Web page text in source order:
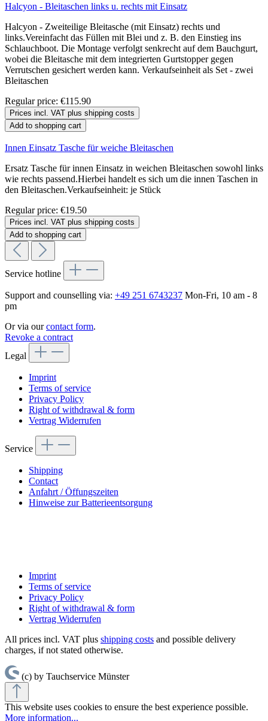
Halcyon - Bleitaschen links u. rechts mit Einsatz
Halcyon - Zweiteilige Bleitasche (mit Einsatz) rechts und
links.Vereinfacht das Füllen mit Blei und z. B. den Einstieg ins
Schlauchboot. Die Montage verfolgt senkrecht auf dem Bauchgurt,
wobei die Bleitasche mit dem integrierten Gurtstopper gegen
Verrutschen gesichert werden kann. Verkaufseinheit als Set - zwei
Bleitaschen
Regular price: €115.90
Prices incl. VAT plus shipping costs
Add to shopping cart
Innen Einsatz Tasche für weiche Bleitaschen
Ersatz Tasche für innen Einsatz in weichen Bleitaschen sowohl links
wie rechts passend.Hierbei handelt es sich um die innen Taschen in
den Bleitaschen.Verkaufseinheit: je Stück
Regular price: €19.50
Prices incl. VAT plus shipping costs
Add to shopping cart
Service hotline
Support and counselling via: +49 251 6743237 Mon-Fri, 10 am - 8
pm
Or via ourcontact form.
Revoke a contract
Legal
Imprint
Terms of service
Privacy Policy
Right of withdrawal & form
Vertrag Widerrufen
Service
Shipping
Contact
Anfahrt / Öffungszeiten
Hinweise zur Batterieentsorgung
Imprint
Terms of service
Privacy Policy
Right of withdrawal & form
Vertrag Widerrufen
All prices incl. VAT plus shipping costs and possible delivery
charges, if not stated otherwise.
(c) by Tauchservice Münster
This website uses cookies to ensure the best experience possible.
More information...